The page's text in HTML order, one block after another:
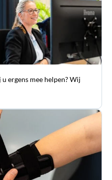
ergens mee helpen? Wij